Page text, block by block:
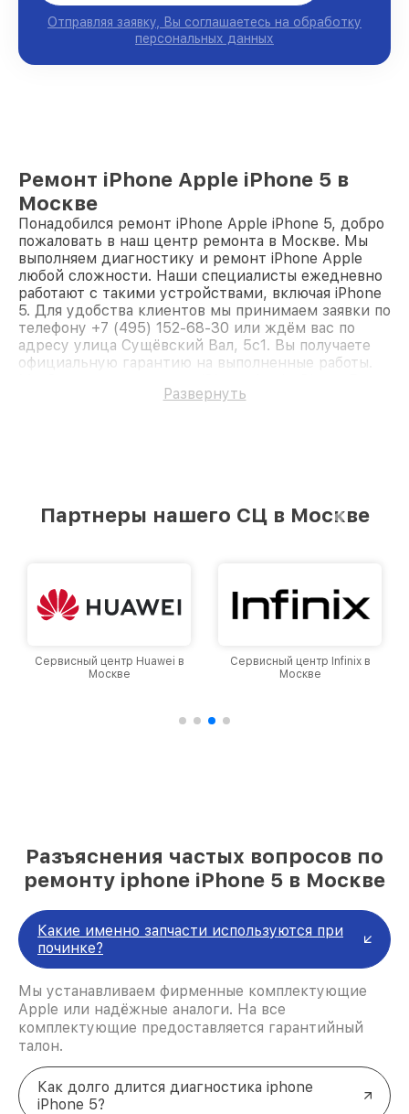
Отправляя заявку, Вы соглашаетесь на обработку
персональных данных
Ремонт iPhone Apple iPhone 5 в
Москве
Понадобился ремонт iPhone Apple iPhone 5, добро
пожаловать в наш центр ремонта в Москве. Мы
выполняем диагностику и ремонт iPhone Apple
любой сложности. Наши специалисты ежедневно
работают с такими устройствами, включая iPhone
5. Для удобства клиентов мы принимаем заявки по
телефону +7 (495) 152-68-30 или ждём вас по
адресу улица Сущёвский Вал, 5с1. Вы получаете
официальную гарантию на выполненные работы.
Развернуть
Партнеры нашего СЦ в Москве
Сервисный центр Infinix в
Москве
Сервисный центр Google в
Москве
Разъяснения частых вопросов по
ремонту iphone iPhone 5 в Москве
Какие именно запчасти используются при
починке?
Мы устанавливаем фирменные комплектующие
Apple или надёжные аналоги. На все
комплектующие предоставляется гарантийный
талон.
Как долго длится диагностика iphone
iPhone 5?